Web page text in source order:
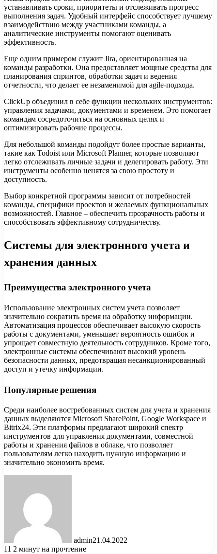
устанавливать сроки, приоритеты и отслеживать прогресс
выполнения задач. Удобный интерфейс способствует лучшему
взаимодействию между участниками команды, а
аналитические инструменты помогают оценивать
эффективность.
Еще одним примером служит Jira, ориентированная на
команды разработки. Она предоставляет мощные средства для
планирования спринтов, обработки задач и ведения
отчетности, что делает ее незаменимой для agile-подхода.
ClickUp объединил в себе функции нескольких инструментов:
управления задачами, документами и временем. Это помогает
командам сосредоточиться на основных целях и
оптимизировать рабочие процессы.
Для небольшой команды подойдут более простые варианты,
такие как Todoist или Microsoft Planner, которые позволяют
легко отслеживать личные задачи и делегировать работу. Эти
инструменты особенно ценятся за свою простоту и
доступность.
Выбор конкретной программы зависит от потребностей
команды, специфики проектов и желаемых функциональных
возможностей. Главное – обеспечить прозрачность работы и
способствовать эффективному сотрудничеству.
Системы для электронного учета и
хранения данных
Преимущества электронного учета
Использование электронных систем учета позволяет
значительно сократить время на обработку информации.
Автоматизация процессов обеспечивает высокую скорость
работы с документами, уменьшает вероятность ошибок и
упрощает совместную деятельность сотрудников. Кроме того,
электронные системы обеспечивают высокий уровень
безопасности данных, предотвращая несанкционированный
доступ и утечку информации.
Популярные решения
Среди наиболее востребованных систем для учета и хранения
данных выделяются Microsoft SharePoint, Google Workspace и
Bitrix24. Эти платформы предлагают широкий спектр
инструментов для управления документами, совместной
работы и хранения файлов в облаке, что позволяет
пользователям легко находить нужную информацию и
значительно экономить время.
admin21.04.2022
11 2 минут на прочтение